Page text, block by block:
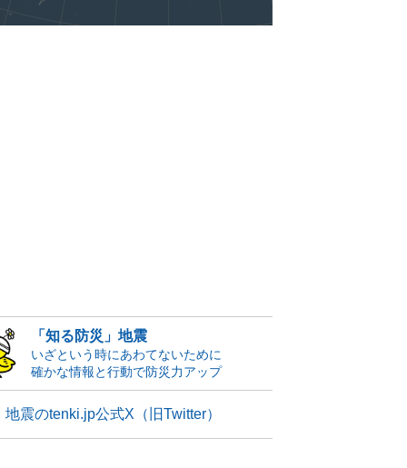
「知る防災」地震
いざという時にあわてないために
確かな情報と行動で防災力アップ
地震のtenki.jp公式X（旧Twitter）